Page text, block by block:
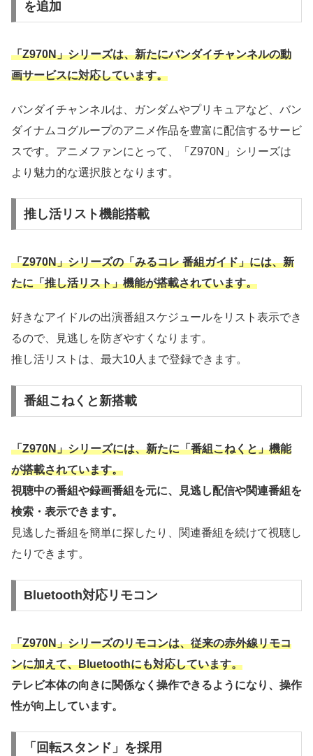
を追加
「Z970N」シリーズは、新たにバンダイチャンネルの動
画サービスに対応しています。
バンダイチャンネルは、ガンダムやプリキュアなど、バン
ダイナムコグループのアニメ作品を豊富に配信するサービ
スです。アニメファンにとって、「Z970N」シリーズは
より魅力的な選択肢となります。
推し活リスト機能搭載
「Z970N」シリーズの「みるコレ 番組ガイド」には、新
たに「推し活リスト」機能が搭載されています。
好きなアイドルの出演番組スケジュールをリスト表示でき
るので、見逃しを防ぎやすくなります。
推し活リストは、最大10人まで登録できます。
番組こねくと新搭載
「Z970N」シリーズには、新たに「番組こねくと」機能
が搭載されています。
視聴中の番組や録画番組を元に、見逃し配信や関連番組を
検索・表示できます。
見逃した番組を簡単に探したり、関連番組を続けて視聴し
たりできます。
Bluetooth対応リモコン
「Z970N」シリーズのリモコンは、従来の赤外線リモコ
ンに加えて、Bluetoothにも対応しています。
テレビ本体の向きに関係なく操作できるようになり、操作
性が向上しています。
「回転スタンド」を採用